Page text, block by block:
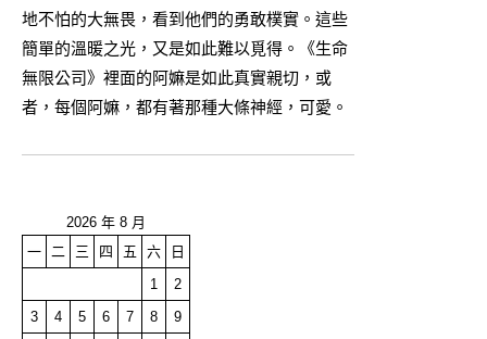
地不怕的大無畏，看到他們的勇敢樸實。這些
簡單的溫暖之光，又是如此難以覓得。《生命
無限公司》裡面的阿嫲是如此真實親切，或
者，每個阿嫲，都有著那種大條神經，可愛。
2026 年 8 月
一
二 三 四 五 六
日
1
2
3
4 5 6 7 8
9